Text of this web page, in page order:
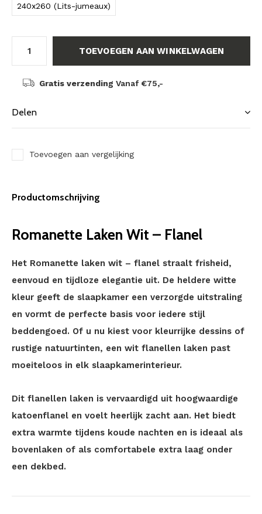
240x260 (Lits-jumeaux)
TOEVOEGEN AAN WINKELWAGEN
Gratis verzending Vanaf €75,-
Delen
Toevoegen aan vergelijking
Productomschrijving
Romanette Laken Wit – Flanel
Het Romanette laken wit – flanel straalt frisheid,
eenvoud en tijdloze elegantie uit. De heldere witte
kleur geeft de slaapkamer een verzorgde uitstraling
en vormt de perfecte basis voor iedere stijl
beddengoed. Of u nu kiest voor kleurrijke dessins of
rustige natuurtinten, een wit flanellen laken past
moeiteloos in elk slaapkamerinterieur.
Dit flanellen laken is vervaardigd uit hoogwaardige
katoenflanel en voelt heerlijk zacht aan. Het biedt
extra warmte tijdens koude nachten en is ideaal als
bovenlaken of als comfortabele extra laag onder
een dekbed.